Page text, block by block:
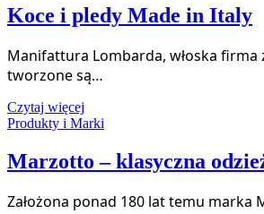
Koce i pledy Made in Italy
Manifattura Lombarda, włoska firma
tworzone są…
Czytaj więcej
Produkty i Marki
Marzotto – klasyczna
Założona ponad 180 lat temu